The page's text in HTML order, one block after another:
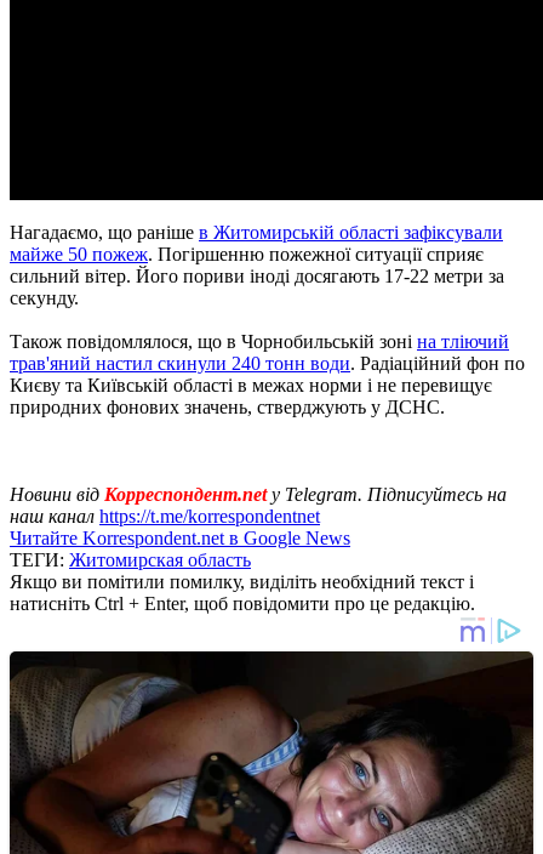
Нагадаємо, що раніше в Житомирській області зафіксували
майже 50 пожеж. Погіршенню пожежної ситуації сприяє
сильний вітер. Його пориви іноді досягають 17-22 метри за
секунду.
Також повідомлялося, що в Чорнобильській зоні на тліючий
трав'яний настил скинули 240 тонн води. Радіаційний фон по
Києву та Київській області в межах норми і не перевищує
природних фонових значень, стверджують у ДСНС.
Новини від Корреспондент.net у Telegram. Підписуйтесь на
наш канал https://t.me/korrespondentnet
Читайте Korrespondent.net в Google News
ТЕГИ: Житомирская область
Якщо ви помітили помилку, виділіть необхідний текст і
натисніть Ctrl + Enter, щоб повідомити про це редакцію.